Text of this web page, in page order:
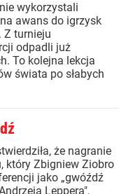
wykorzystali
awans do igrzysk
Z turnieju
odpadli już
To kolejna lekcja
świata po słabych
że nagranie
który Zbigniew Ziobro
jako „gwóźdź
Leppera",